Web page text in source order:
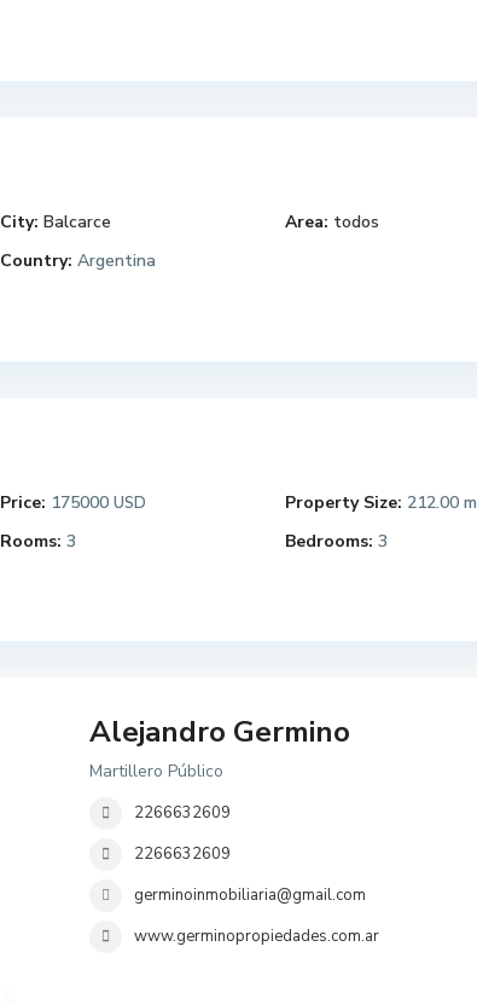
City: Balcarce Area: todos
Country: Argentina
Price: 175000 USD Property Size: 212.00 m
Rooms: 3 Bedrooms: 3
Alejandro Germino
Martillero Público
2266632609
2266632609
germinoinmobiliaria@gmail.com
www.germinopropiedades.com.ar